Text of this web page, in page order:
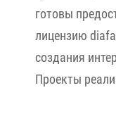
готовы
лицензию
создания
Проекты